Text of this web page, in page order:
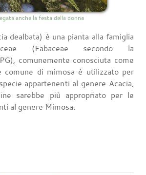
anche la festa della donna
dealbata) è una pianta alla famiglia
(Fabaceae secondo la
comunemente conosciuta come
comune di mimosa è utilizzato per
appartenenti al genere Acacia,
sarebbe più appropriato per le
al genere Mimosa.